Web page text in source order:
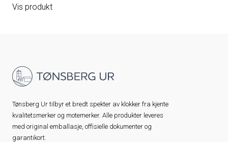
Vis produkt
Tønsberg Ur tilbyr et bredt spekter av klokker fra kjente
kvalitetsmerker og motemerker. Alle produkter leveres
med original emballasje, offisielle dokumenter og
garantikort.